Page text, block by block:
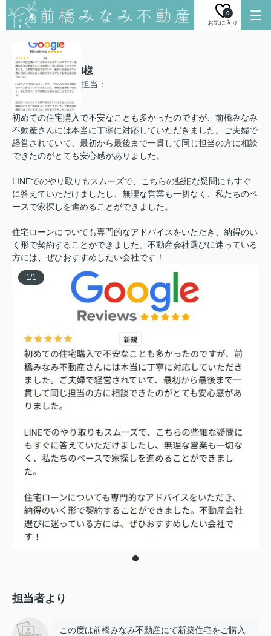
お気に入り
0
I様
担当：
初めての住宅購入で不安なことも多かったのですが、前橋みなみ
不動産さんには本当に丁寧に対応していただきました。ご夫婦で
経営されていて、最初から最後まで一貫して同じ担当の方に相談
できたのがとても安心感がありました。
LINEでのやり取りもスムーズで、こちらの些細な疑問にもすぐ
に答えていただけましたし、無理な営業も一切なく、私たちのペ
ースで家探しを進めることができました。
住宅ローンについても専門的なアドバイスをいただき、納得のい
く形で契約することができました。不動産会社選びに迷っている
方には、ぜひおすすめしたい会社です！
1/1
担当者より
この度は前橋みなみ不動産にて新築住宅をご購入